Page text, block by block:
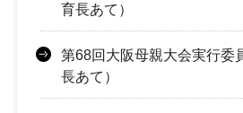
育長あて）
第68回大阪母親大会実行
長あて）